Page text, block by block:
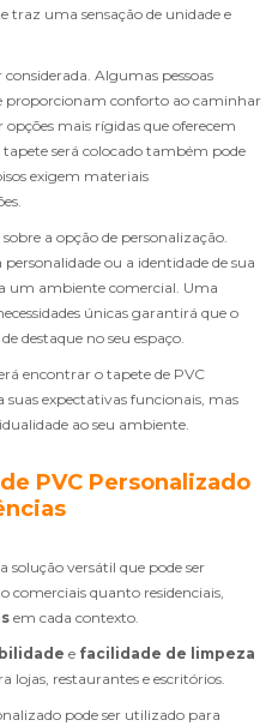
traz uma sensação de unidade e
Algumas pessoas
proporcionam conforto ao caminhar
mais rígidas que oferecem
será colocado também pode
exigem materiais
a opção de personalização.
ou a identidade de sua
um ambiente comercial. Uma
únicas garantirá que o
destaque no seu espaço.
encontrar o tapete de PVC
suas expectativas funcionais, mas
ao seu ambiente.
PVC Personalizado
solução versátil que pode ser
comerciais quanto residenciais,
em cada contexto.
e facilidade de limpeza
lojas, restaurantes e escritórios.
pode ser utilizado para